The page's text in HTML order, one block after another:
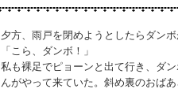
夕方、雨戸を閉めようとしたらダン
「こら、ダンボ！」
私も裸足でピョーンと出て行き、ダ
んがやって来ていた。斜め裏のおば